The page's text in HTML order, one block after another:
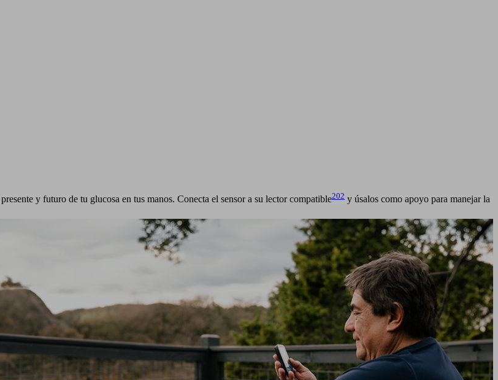
y futuro de tu glucosa en tus manos. Conecta el sensor a su lector compatible202 y úsalos como apoyo para manejar la